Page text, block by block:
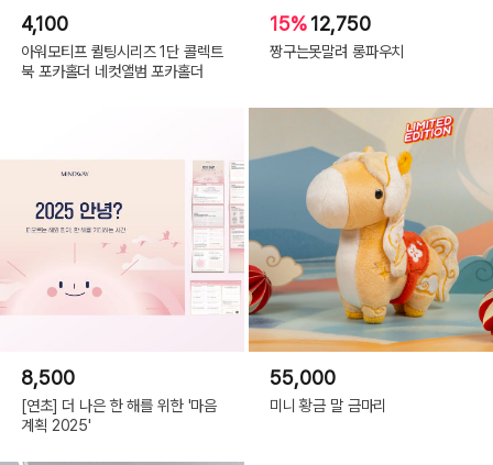
4,100
아워모티프 퀼팅시리즈 1단 콜렉트
북 포카홀더 네컷앨범 포카홀더
15%12,750
짱구는못말려 롱파우치
8,500
[연초] 더 나은 한 해를 위한 '마음
계획 2025'
55,000
미니 황금 말 금마리